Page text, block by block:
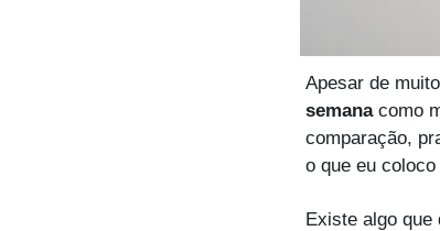
Apesar de
semana como
comparação,
o que eu
Existe algo que